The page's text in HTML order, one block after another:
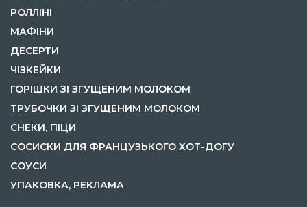
РОЛЛІНІ
МАФІНИ
ДЕСЕРТИ
ЧІЗКЕЙКИ
ГОРІШКИ ЗІ ЗГУЩЕНИМ МОЛОКОМ
ТРУБОЧКИ ЗІ ЗГУЩЕНИМ МОЛОКОМ
СНЕКИ, ПІЦИ
СОСИСКИ ДЛЯ ФРАНЦУЗЬКОГО ХОТ-ДОГУ
СОУСИ
УПАКОВКА, РЕКЛАМА